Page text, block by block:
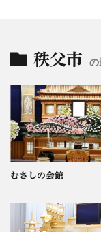
秩父市 の
むさしの会館